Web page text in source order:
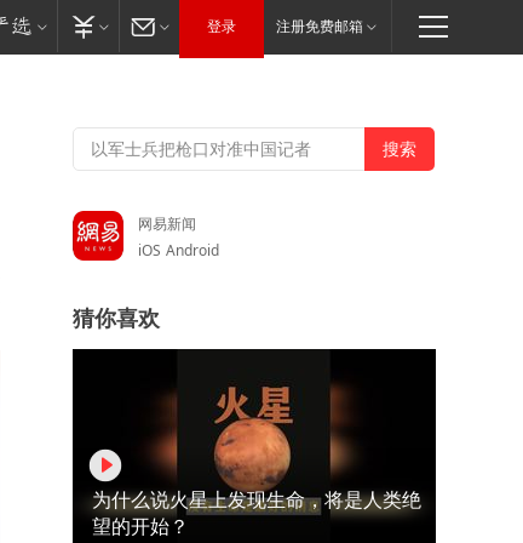
登录 注册免费邮箱
网易新闻
iOS Android
猜你喜欢
为什么说火星上发现生命，将是人类绝
望的开始？